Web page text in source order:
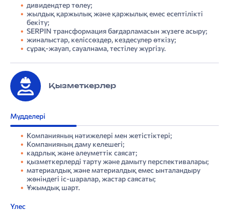
дивидендтер төлеу;
жылдық қаржылық және қаржылық емес есептілікті
бекіту;
SERPIN трансформация бағдарламасын жүзеге асыру;
жиналыстар, келіссөздер, кездесулер өткізу;
сұрақ-жауап, сауалнама, тестілеу жүргізу.
Қызметкерлер
Мүдделері
Компанияның нәтижелері мен жетістіктері;
Компанияның даму келешегі;
кадрлық және әлеуметтік саясат;
қызметкерлерді тарту және дамыту перспективалары;
материалдық және материалдық емес ынталандыру
жөніндегі іс-шаралар, жастар саясаты;
Ұжымдық шарт.
Үлес